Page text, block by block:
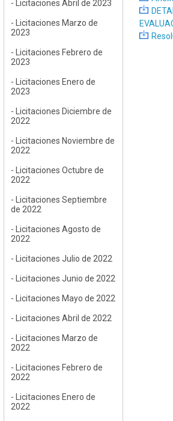
- Licitaciones Abril de 2023
- Licitaciones Marzo de
2023
- Licitaciones Febrero de
2023
- Licitaciones Enero de
2023
- Licitaciones Diciembre de
2022
- Licitaciones Noviembre de
2022
- Licitaciones Octubre de
2022
- Licitaciones Septiembre
de 2022
- Licitaciones Agosto de
2022
- Licitaciones Julio de 2022
- Licitaciones Junio de 2022
- Licitaciones Mayo de 2022
- Licitaciones Abril de 2022
- Licitaciones Marzo de
2022
- Licitaciones Febrero de
2022
- Licitaciones Enero de
2022